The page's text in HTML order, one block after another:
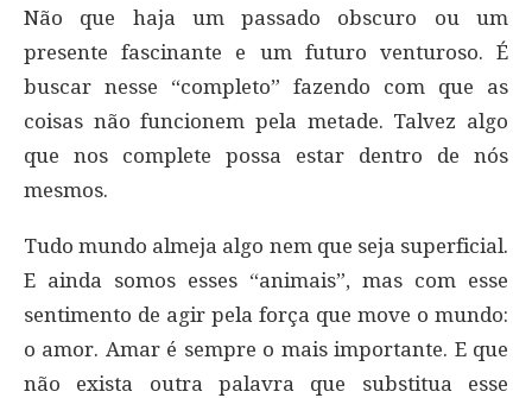
Não que haja um passado obscuro ou um
presente fascinante e um futuro venturoso. É
buscar nesse “completo” fazendo com que as
coisas não funcionem pela metade. Talvez algo
que nos complete possa estar dentro de nós
mesmos.
Tudo mundo almeja algo nem que seja superficial.
E ainda somos esses “animais”, mas com esse
sentimento de agir pela força que move o mundo:
o amor. Amar é sempre o mais importante. E que
não exista outra palavra que substitua esse